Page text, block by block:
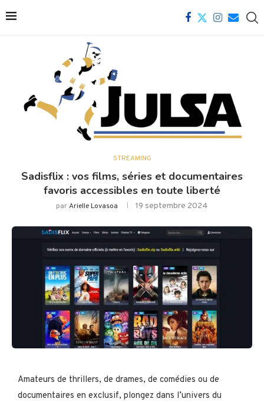
STREAMING
Sadisflix : vos films, séries et documentaires
favoris accessibles en toute liberté
parArielle Lovasoa 19 septembre 2024
Amateurs de thrillers, de drames, de comédies ou de
documentaires en exclusif, plongez dans l’univers du